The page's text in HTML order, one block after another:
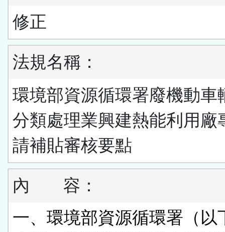
修正
法規名稱：
環境部資源循環署廢機動車
分類處理業興建熱能利用廠
請補貼審核要點
內 容：
一、環境部資源循環署（以